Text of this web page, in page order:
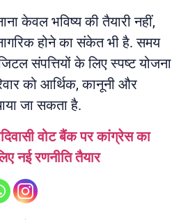
केवल भविष्य की तैयारी नहीं,
होने का संकेत भी है. समय
संपत्तियों के लिए स्पष्ट योजना
को आर्थिक, कानूनी और
जा सकता है.
वोट बैंक पर कांग्रेस का
नई रणनीति तैयार